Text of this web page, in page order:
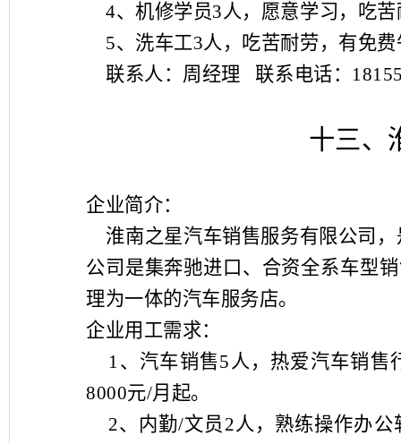
4、机修学员3人，愿意学习，吃
5、洗车工3人，吃苦耐劳，有免
联系人：周经理
联系电话：
十三、淮南之星
企业简介：
淮南之星汽车销售服务有限公司
公司是集奔驰进口、合资全系车型
理为一体的汽车服务店。
企业用工需求：
1、汽车销售5人，热爱汽车销售
8000元/月起。
2、内勤/文员 2人，熟练操作办